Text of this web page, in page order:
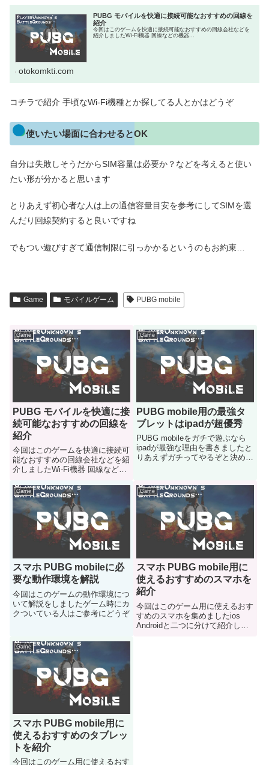
PUBG モバイルを快適に接続可能なおすすめの回線を
紹介
今回はこのゲームを快適に接続可能なおすすめの回線会社などを
紹介しましたWi-Fi機器 回線などの機器...
otokomkti.com
コチラで紹介 手頃なWi-Fi機種とか探してる人とかはどうぞ
使いたい場面に合わせるとOK
自分は失敗しそうだからSIM容量は必要か？などを考えると使い
たい形が分かると思います
とりあえず初心者な人は上の通信容量目安を参考にしてSIMを選
んだり回線契約すると良いですね
でもつい遊びすぎて通信制限に引っかかるというのもお約束…
Game モバイルゲーム PUBG mobile
Game
PUBG モバイルを快適に接
続可能なおすすめの回線を
紹介
今回はこのゲームを快適に接続可
能なおすすめの回線会社などを紹
介しましたWi-Fi機器 回線などの
か気になる人はどうぞ
Game
PUBG mobile用の最強タ
ブレットはipadが超優秀
PUBG mobileをガチで遊ぶなら
ipadが最強な理由を書きましたと
りあえずガチってやるぞと決めた
Game
スマホ PUBG mobileに必
要な動作環境を解説
今回はこのゲームの動作環境につ
いて解説をしましたゲーム時にカ
クついている人はご参考にどうぞ
Game
スマホ PUBG mobile用に
使えるおすすめのスマホを
紹介
今回はこのゲーム用に使えるおす
すめのスマホを集めましたios
Androidと二つに分けて紹介して
Game
スマホ PUBG mobile用に
使えるおすすめのタブレッ
トを紹介
今回はこのゲーム用に使えるおす